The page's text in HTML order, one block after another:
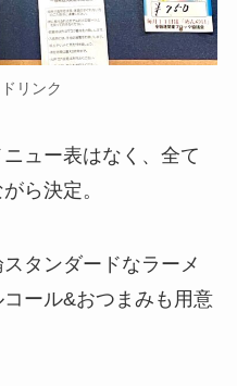
リンク
ュー表はなく、全て
ら決定。
タンダードなラーメ
ール&おつまみも用意